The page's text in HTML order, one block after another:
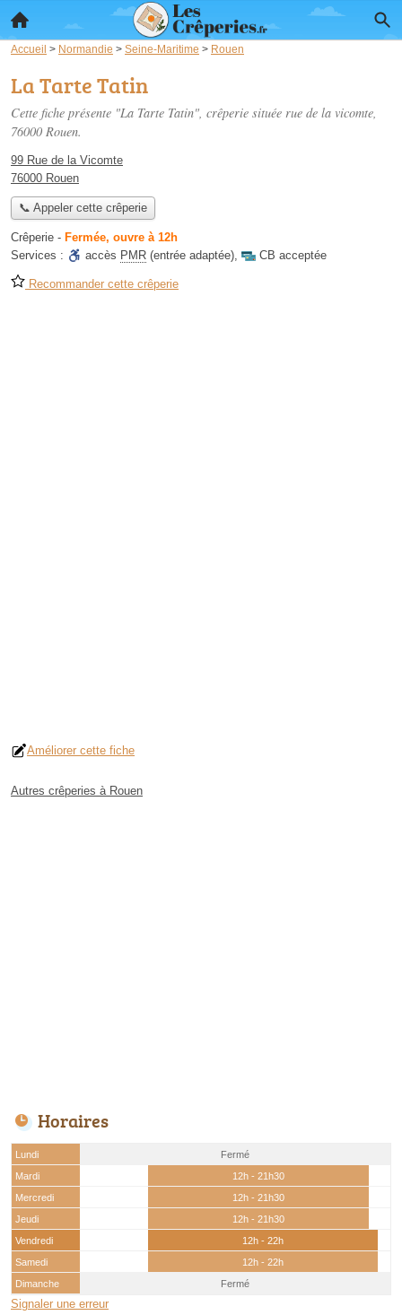
Accueil > Normandie > Seine-Maritime > Rouen
La Tarte Tatin
Cette fiche présente "La Tarte Tatin", crêperie située rue de la vicomte,
76000 Rouen.
99 Rue de la Vicomte
76000 Rouen
📞 Appeler cette crêperie
Crêperie - Fermée, ouvre à 12h
Services :
accès PMR (entrée adaptée), CB acceptée
Recommander cette crêperie
Améliorer cette fiche
Autres crêperies à Rouen
Horaires
Lundi
Fermé
Mardi
12h - 21h30
Mercredi
12h - 21h30
Jeudi
12h - 21h30
Vendredi
12h - 22h
Samedi
12h - 22h
Dimanche
Fermé
Signaler une erreur